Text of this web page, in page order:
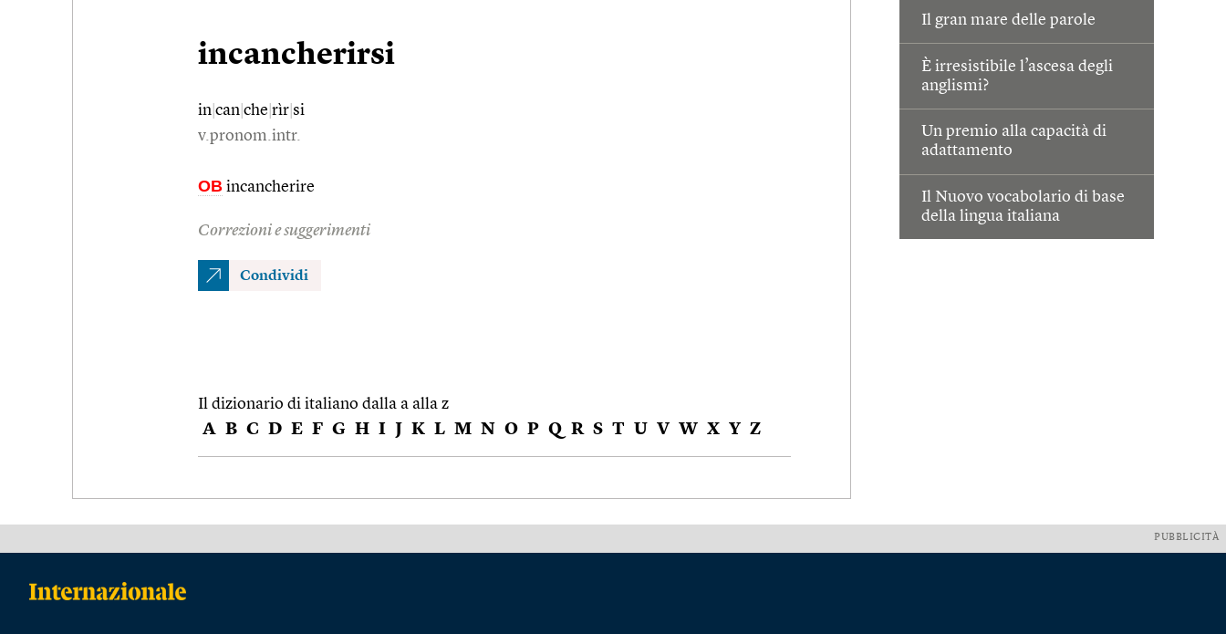
Il gran mare delle parole
È irresistibile l’ascesa degli
anglismi?
Un premio alla capacità di
adattamento
Il Nuovo vocabolario di base
della lingua italiana
incancherirsi
in can che rìr si
v.pronom.intr.
OB incancherire
Correzioni e suggerimenti
Condividi
Il dizionario di italiano dalla a alla z
A B C D E F G H I J K L M N O P Q R S T U V W X Y Z
PUBBLICITÀ